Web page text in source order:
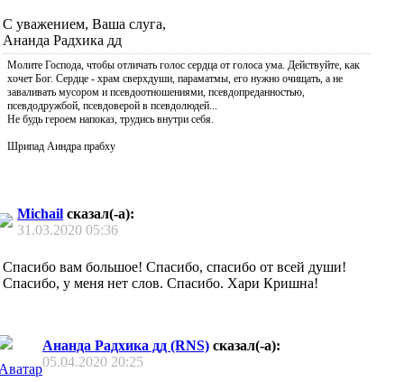
С уважением, Ваша слуга,
Ананда Радхика дд
Молите Господа, чтобы отличать голос сердца от голоса ума. Действуйте, как
хочет Бог. Сердце - храм сверхдуши, параматмы, его нужно очищать, а не
заваливать мусором и псевдоотношениями, псевдопреданностью,
псевдодружбой, псевдоверой в псевдолюдей...
Не будь героем напоказ, трудись внутри себя.
Шрипад Аиндра прабху
Michail сказал(-а):
31.03.2020 05:36
Спасибо вам большое! Спасибо, спасибо от всей души!
Спасибо, у меня нет слов. Спасибо. Хари Кришна!
Ананда Радхика дд (RNS) сказал(-а):
05.04.2020 20:25